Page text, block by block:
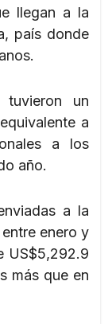
llegan a la
país donde
tuvieron un
a
a los
año.
a la
enero y
US$5,292.9
más que en